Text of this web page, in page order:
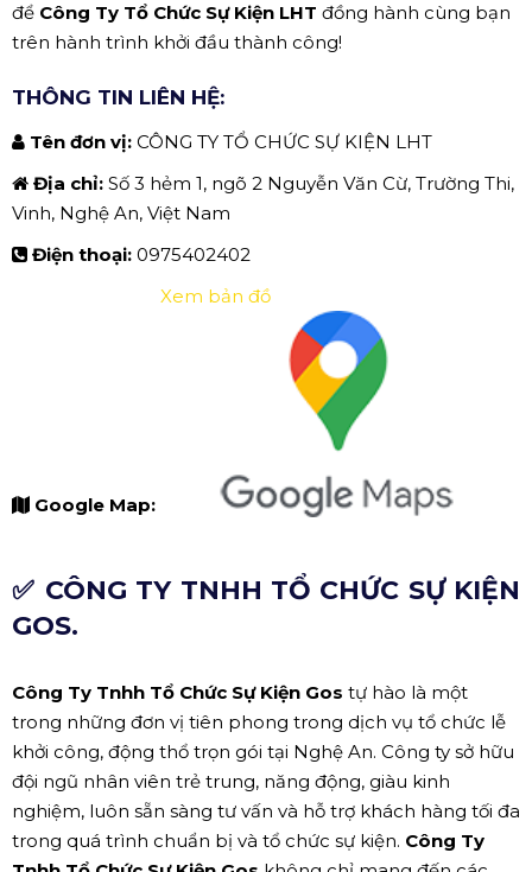
để Công Ty Tổ Chức Sự Kiện LHT đồng hành cùng bạn
trên hành trình khởi đầu thành công!
THÔNG TIN LIÊN HỆ:
Tên đơn vị: CÔNG TY TỔ CHỨC SỰ KIỆN LHT
Địa chỉ: Số 3 hẻm 1, ngõ 2 Nguyễn Văn Cừ, Trường Thi,
Vinh, Nghệ An, Việt Nam
Điện thoại: 0975402402
Google Map:
Xem bản đồ
✅ CÔNG TY TNHH TỔ CHỨC SỰ KIỆN
GOS.
Công Ty Tnhh Tổ Chức Sự Kiện Gos tự hào là một
trong những đơn vị tiên phong trong dịch vụ tổ chức lễ
khởi công, động thổ trọn gói tại Nghệ An. Công ty sở hữu
đội ngũ nhân viên trẻ trung, năng động, giàu kinh
nghiệm, luôn sẵn sàng tư vấn và hỗ trợ khách hàng tối đa
trong quá trình chuẩn bị và tổ chức sự kiện. Công Ty